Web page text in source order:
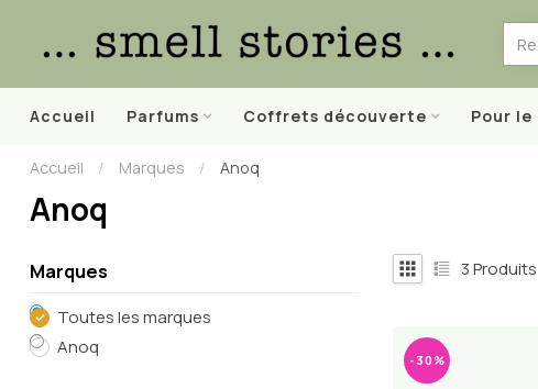
Accueil Parfums Coffrets découverte Pour le
Accueil / Marques / Anoq
Anoq
Marques
Toutes les marques
Anoq
3Produits
-30%